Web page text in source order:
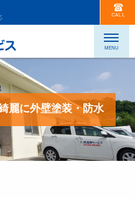
CALL
麗に外壁塗装・防水